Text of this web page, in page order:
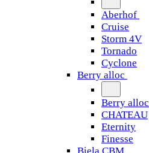
Aberhof
Cruise
Storm 4V
Tornado
Сyclone
Berry alloc
Berry alloc
CHATEAU
Eternity
Finesse